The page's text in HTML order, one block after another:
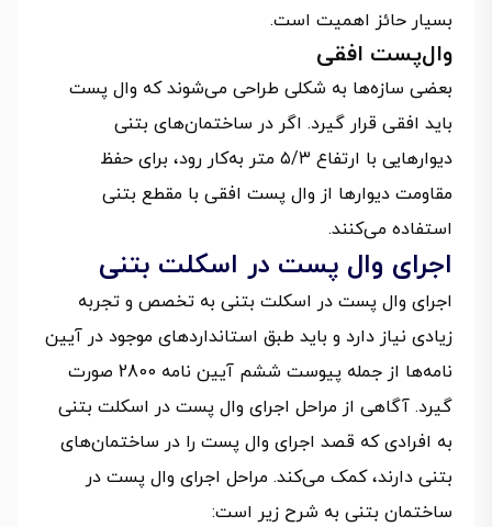
بسیار حائز اهمیت است.
وال‌پست افقی
بعضی سازه‌ها به شکلی طراحی می‌شوند که وال پست
باید افقی قرار گیرد. اگر در ساختمان‌های بتنی
دیوارهایی با ارتفاع ۵/۳ متر به‌کار رود، برای حفظ
مقاومت دیوار‌ها از وال پست افقی با مقطع بتنی
استفاده می‌کنند.
اجرای وال پست در اسکلت بتنی
اجرای وال پست در اسکلت بتنی به تخصص و تجربه
زیادی نیاز دارد و باید طبق استانداردهای موجود در آیین
نامه‌ها از جمله پیوست ششم آیین نامه 2800 صورت
گیرد. آگاهی از مراحل اجرای وال پست در اسکلت بتنی
به افرادی که قصد اجرای وال پست را در ساختمان‌های
بتنی دارند، کمک می‌کند. مراحل اجرای وال پست در
ساختمان بتنی به شرح زیر است: